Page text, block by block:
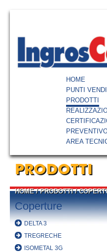
HOME
PUNTI
PRODOTTI
AREA
PRODOTTI
HOME/PRODOTTI/
Coperture
DELTA 3
TREGRECHE
ISOMETAL 3G